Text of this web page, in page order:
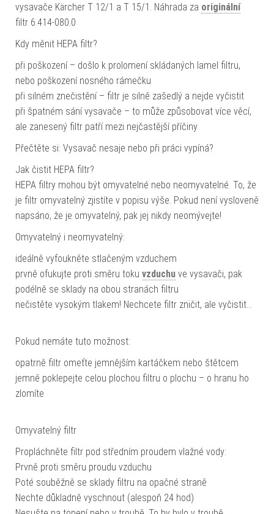
vysavače Kärcher T 12/1 a T 15/1. Náhrada za originální
filtr 6.414-080.0
Kdy měnit HEPA filtr?
při poškození – došlo k prolomení skládaných lamel filtru,
nebo poškození nosného rámečku
při silném znečistění – filtr je silně zašedlý a nejde vyčistit
při špatném sání vysavače – to může způsobovat více věcí,
ale zanesený filtr patří mezi nejčastější příčiny
Přečtěte si: Vysavač nesaje nebo při práci vypíná?
Jak čistit HEPA filtr?
HEPA filtry mohou být omyvatelné nebo neomyvatelné. To, že
je filtr omyvatelný zjistíte v popisu výše. Pokud není vysloveně
napsáno, že je omyvatelný, pak jej nikdy neomývejte!
Omyvatelný i neomyvatelný:
ideálně vyfoukněte stlačeným vzduchem
prvně ofukujte proti směru toku vzduchu ve vysavači, pak
podélně se sklady na obou stranách filtru
nečistěte vysokým tlakem! Nechcete filtr zničit, ale vyčistit…
Pokud nemáte tuto možnost:
opatrně filtr omeťte jemnějším kartáčkem nebo štětcem
jemně poklepejte celou plochou filtru o plochu – o hranu ho
zlomíte
Omyvatelný filtr
Propláchněte filtr pod středním proudem vlažné vody:
Prvně proti směru proudu vzduchu
Poté souběžně se sklady filtru na opačné straně
Nechte důkladně vyschnout (alespoň 24 hod)